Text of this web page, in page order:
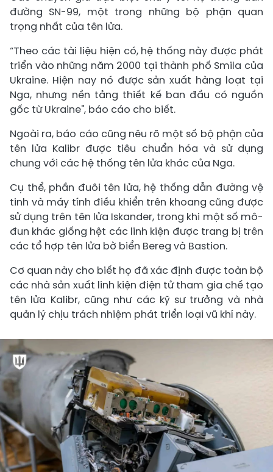
đường SN-99, một trong những bộ phận quan
trọng nhất của tên lửa.
“Theo các tài liệu hiện có, hệ thống này được phát
triển vào những năm 2000 tại thành phố Smila của
Ukraine. Hiện nay nó được sản xuất hàng loạt tại
Nga, nhưng nền tảng thiết kế ban đầu có nguồn
gốc từ Ukraine", báo cáo cho biết.
Ngoài ra, báo cáo cũng nêu rõ một số bộ phận của
tên lửa Kalibr được tiêu chuẩn hóa và sử dụng
chung với các hệ thống tên lửa khác của Nga.
Cụ thể, phần đuôi tên lửa, hệ thống dẫn đường vệ
tinh và máy tính điều khiển trên khoang cũng được
sử dụng trên tên lửa Iskander, trong khi một số mô-
đun khác giống hệt các linh kiện được trang bị trên
các tổ hợp tên lửa bờ biển Bereg và Bastion.
Cơ quan này cho biết họ đã xác định được toàn bộ
các nhà sản xuất linh kiện điện tử tham gia chế tạo
tên lửa Kalibr, cũng như các kỹ sư trưởng và nhà
quản lý chịu trách nhiệm phát triển loại vũ khí này.